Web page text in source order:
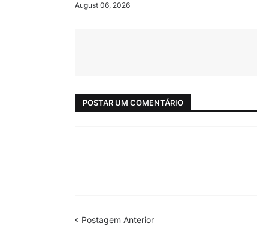
August 06, 2026
POSTAR UM COMENTÁRIO
Postagem Anterior